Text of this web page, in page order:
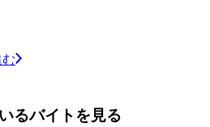
るバイトを見る